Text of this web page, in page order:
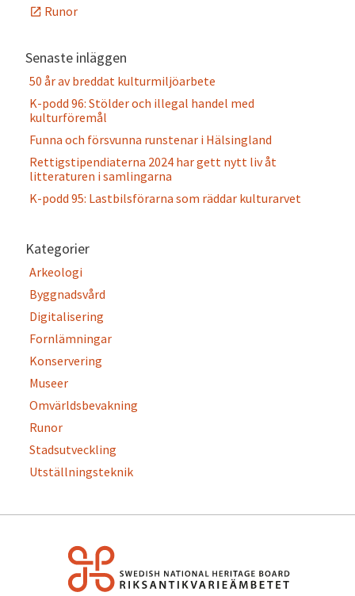
Runor
Senaste inläggen
50 år av breddat kulturmiljöarbete
K-podd 96: Stölder och illegal handel med
kulturföremål
Funna och försvunna runstenar i Hälsingland
Rettigstipendiaterna 2024 har gett nytt liv åt
litteraturen i samlingarna
K-podd 95: Lastbilsförarna som räddar kulturarvet
Kategorier
Arkeologi
Byggnadsvård
Digitalisering
Fornlämningar
Konservering
Museer
Omvärldsbevakning
Runor
Stadsutveckling
Utställningsteknik